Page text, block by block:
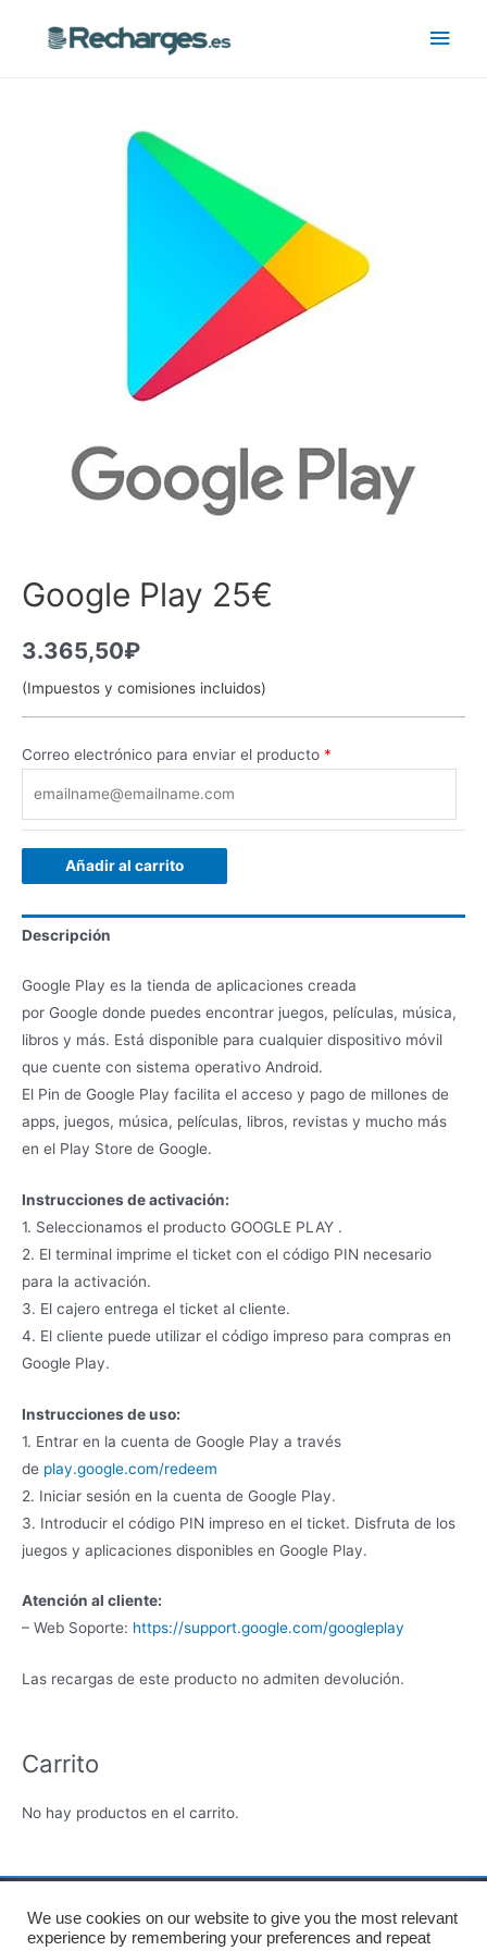
Google Play 25€
3.365,50₽
(Impuestos y comisiones incluidos)
Correo electrónico para enviar el producto *
Añadir al carrito
Descripción
Google Play es la tienda de aplicaciones creada
por Google donde puedes encontrar juegos, películas, música,
libros y más. Está disponible para cualquier dispositivo móvil
que cuente con sistema operativo Android.
El Pin de Google Play facilita el acceso y pago de millones de
apps, juegos, música, películas, libros, revistas y mucho más
en el Play Store de Google.
Instrucciones de activación:
1. Seleccionamos el producto GOOGLE PLAY .
2. El terminal imprime el ticket con el código PIN necesario
para la activación.
3. El cajero entrega el ticket al cliente.
4. El cliente puede utilizar el código impreso para compras en
Google Play.
Instrucciones de uso:
1. Entrar en la cuenta de Google Play a través
de play.google.com/redeem
2. Iniciar sesión en la cuenta de Google Play.
3. Introducir el código PIN impreso en el ticket. Disfruta de los
juegos y aplicaciones disponibles en Google Play.
Atención al cliente:
– Web Soporte: https://support.google.com/googleplay
Las recargas de este producto no admiten devolución.
Carrito
No hay productos en el carrito.
Inicio Sobre nosotros
Términos y Condiciones
We use cookies on our website to give you the most relevant
experience by remembering your preferences and repeat